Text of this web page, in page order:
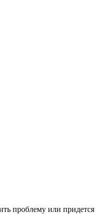
проблему или придется